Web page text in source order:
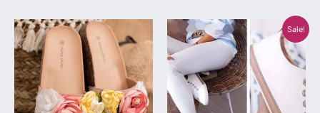
Sellel
tootel
varianti.
Sale!
Algne
hind
oli:
€23.00.
Praegune
hind
on:
€19.00.
Sellel
tootel
mitu
varianti.